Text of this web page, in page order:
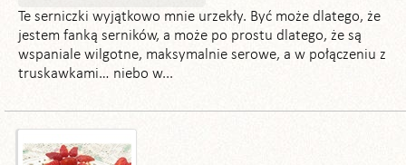
Te serniczki wyjątkowo mnie urzekły. Być może dlatego, że
jestem fanką serników, a może po prostu dlatego, że są
wspaniale wilgotne, maksymalnie serowe, a w połączeniu z
truskawkami… niebo w...